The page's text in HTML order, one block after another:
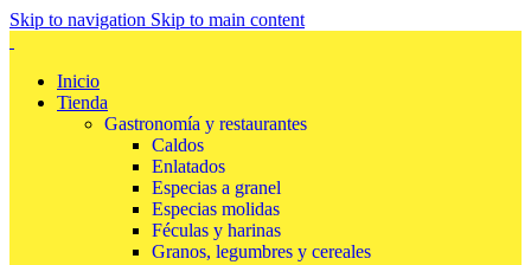
Skip to navigation Skip to main content
Inicio
Tienda
Gastronomía y restaurantes
Caldos
Enlatados
Especias a granel
Especias molidas
Féculas y harinas
Granos, legumbres y cereales